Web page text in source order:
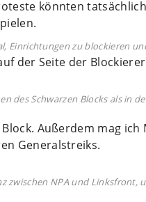
könnten
Einrichtungen zu blockieren
der Seite der
des Schwarzen Blocks als in
Außerdem mag
Generalstreiks.
zwischen NPA und Linksfront,